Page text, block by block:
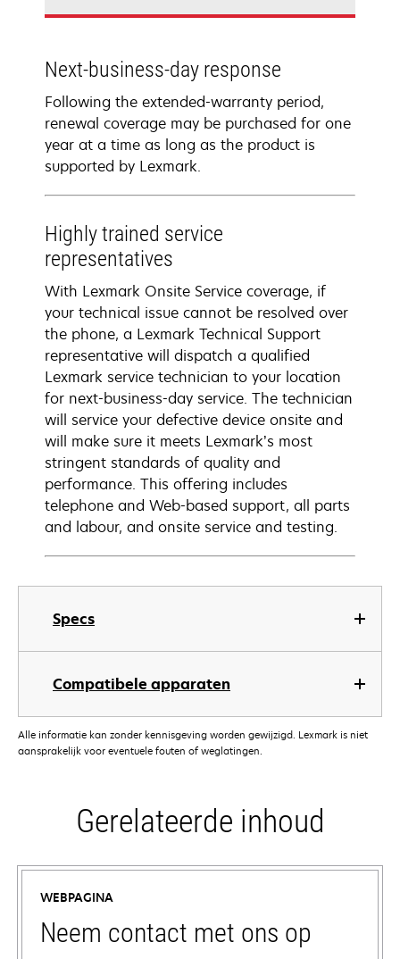
Specs
Compatibele apparaten
Next-business-day response
Following the extended-warranty period,
renewal coverage may be purchased for one
year at a time as long as the product is
supported by Lexmark.
Highly trained service
representatives
With Lexmark Onsite Service coverage, if
your technical issue cannot be resolved over
the phone, a Lexmark Technical Support
representative will dispatch a qualified
Lexmark service technician to your location
for next-business-day service. The technician
will service your defective device onsite and
will make sure it meets Lexmark’s most
stringent standards of quality and
performance. This offering includes
telephone and Web-based support, all parts
and labour, and onsite service and testing.
Alle informatie kan zonder kennisgeving worden gewijzigd. Lexmark is niet
aansprakelijk voor eventuele fouten of weglatingen.
Gerelateerde inhoud
WEBPAGINA
Neem contact met ons op